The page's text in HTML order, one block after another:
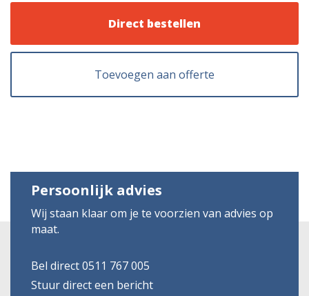
Direct bestellen
Toevoegen aan offerte
Persoonlijk advies
Wij staan klaar om je te voorzien van advies op
maat.
Bel direct 0511 767 005
Stuur direct een bericht